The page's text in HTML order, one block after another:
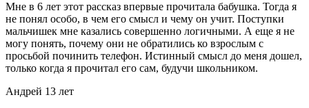
Мне в 6 лет этот рассказ впервые прочитала бабушка. Тогда я
не понял особо, в чем его смысл и чему он учит. Поступки
мальчишек мне казались совершенно логичными. А еще я не
могу понять, почему они не обратились ко взрослым с
просьбой починить телефон. Истинный смысл до меня дошел,
только когда я прочитал его сам, будучи школьником.
Андрей 13 лет